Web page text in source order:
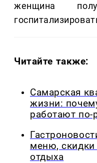
женщина
Читайте также:
Самарская
жизни:
работают по-
меню, скидки
отдыха